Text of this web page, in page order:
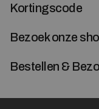
Kortingscode
Bezoek onze
Bestellen &